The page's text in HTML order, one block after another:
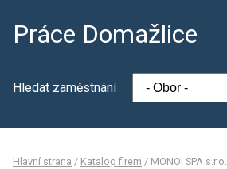
Práce Domažlice
Hledat zaměstnání
Hlavní strana / Katalog firem / MONOI SPA s.r.o.